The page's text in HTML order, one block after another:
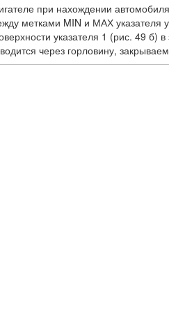
при нахождении
метками MIN и МАХ указателя
указателя 1 (рис. 49 б) в
через горловину,